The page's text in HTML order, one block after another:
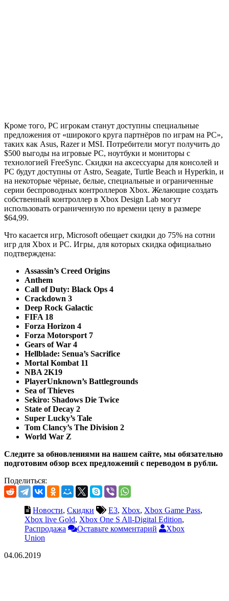
Кроме того, PC игрокам станут доступны специальные
предложения от «широкого круга партнёров по играм на PC»,
таких как Asus, Razer и MSI. Потребители могут получить до
$500 выгоды на игровые PC, ноутбуки и мониторы с
технологией FreeSync. Скидки на аксессуары для консолей и
PC будут доступны от Astro, Seagate, Turtle Beach и Hyperkin, и
на некоторые чёрные, белые, специальные и ограниченные
серии беспроводных контроллеров Xbox. Желающие создать
собственный контроллер в Xbox Design Lab могут
использовать ограниченную по времени цену в размере
$64,99.
Что касается игр, Microsoft обещает скидки до 75% на сотни
игр для Xbox и PC. Игры, для которых скидка официально
подтверждена:
Assassin’s Creed Origins
Anthem
Call of Duty: Black Ops 4
Crackdown 3
Deep Rock Galactic
FIFA 18
Forza Horizon 4
Forza Motorsport 7
Gears of War 4
Hellblade: Senua’s Sacrifice
Mortal Kombat 11
NBA 2K19
PlayerUnknown’s Battlegrounds
Sea of Thieves
Sekiro: Shadows Die Twice
State of Decay 2
Super Lucky’s Tale
Tom Clancy’s The Division 2
World War Z
Следите за обновлениями на нашем сайте, мы обязательно
подготовим обзор всех предложений с переводом в рубли.
Поделиться:
Новости, Скидки E3, Xbox, Xbox Game Pass,
Xbox live Gold, Xbox One S All-Digital Edition,
Распродажа
Оставьте комментарий
Xbox
Union
04.06.2019